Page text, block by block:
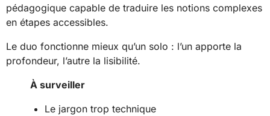
pédagogique capable de traduire les notions complexes
en étapes accessibles.
Le duo fonctionne mieux qu’un solo : l’un apporte la
profondeur, l’autre la lisibilité.
À surveiller
Le jargon trop technique